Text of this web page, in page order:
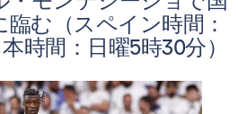
む（スペイン時間：
時間：日曜5時30分）